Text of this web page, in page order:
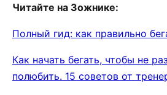
Читайте на Зожнике:
Полный гид: как правильно
Как начать бегать, чтобы не
полюбить. 15 советов от